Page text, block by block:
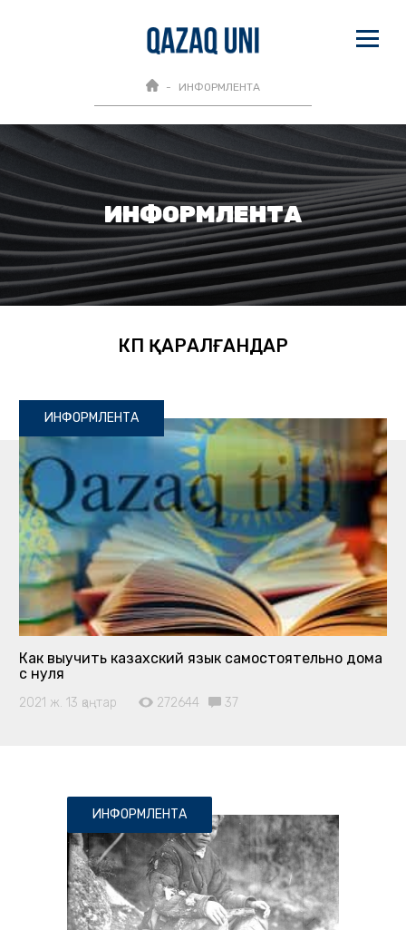
ИНФОРМЛЕНТА
ИНФОРМЛЕНТА
КӨП ҚАРАЛҒАНДАР
ИНФОРМЛЕНТА
Как выучить казахский язык самостоятельно дома
с нуля
2021 ж. 13 қаңтар 272644 37
ИНФОРМЛЕНТА